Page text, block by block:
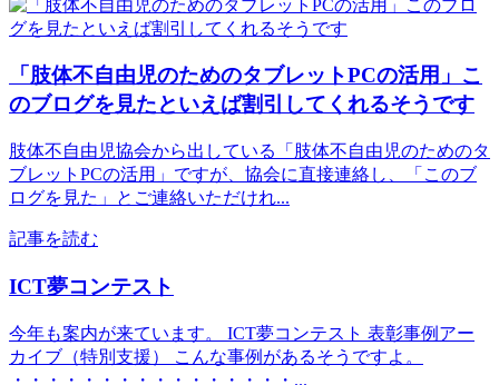
「肢体不自由児のためのタブレットPCの活用」こ
のブログを見たといえば割引してくれるそうです
肢体不自由児協会から出している「肢体不自由児のためのタ
ブレットPCの活用」ですが、協会に直接連絡し、「このブ
ログを見た」とご連絡いただけれ...
記事を読む
ICT夢コンテスト
今年も案内が来ています。 ICT夢コンテスト 表彰事例アー
カイブ（特別支援） こんな事例があるそうですよ。
・・・・・・・・・・・・・・・・...